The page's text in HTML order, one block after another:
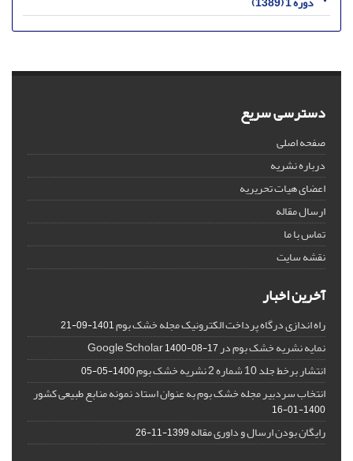
دسترسی سریع
صفحه اصلی
درباره نشریه
اعضای هیات تحریریه
ارسال مقاله
تماس با ما
نقشه سایت
آخرین اخبار
راه اندازی درگاه پرداخت الکترونیک مجله خشک بوم1401-09-21
نمایه نشریه خشک بوم در Google Scholar1400-08-17
انتشار برخط جلد 10 شماره 2 نشریه خشک بوم 1400-05-05
انتخاب سردبیر مجله خشک بوم به عنوان استاد نمونه منابع طبیعی کشور
1400-01-16
رایگان بودن ارسال و داوری مقاله1399-11-26